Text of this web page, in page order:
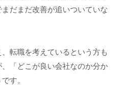
だまだ改善が追いついていな
転職を考えているという方も
「どこが良い会社なのか分か
す。